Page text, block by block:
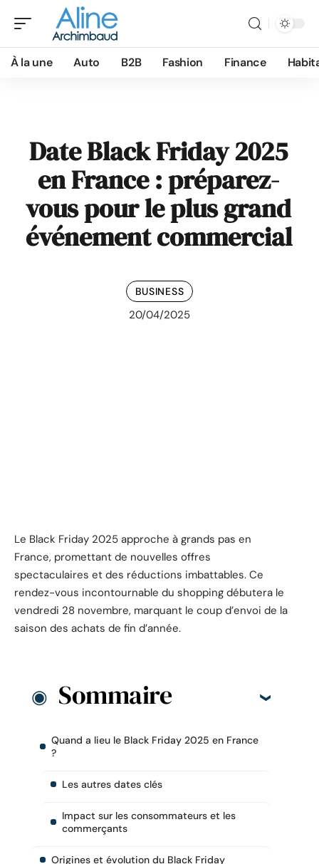
À la une Auto B2B Fashion Finance
Date Black Friday 2025
en France : préparez-
vous pour le plus grand
événement commercial
BUSINESS
20/04/2025
Le Black Friday 2025 approche à grands pas en
France, promettant de nouvelles offres
spectaculaires et des réductions imbattables. Ce
rendez-vous incontournable du shopping débutera le
vendredi 28 novembre, marquant le coup d’envoi de la
saison des achats de fin d’année.
Sommaire
Quand a lieu le Black Friday 2025 en France
?
Les autres dates clés
Impact sur les consommateurs et les
commerçants
Origines et évolution du Black Friday